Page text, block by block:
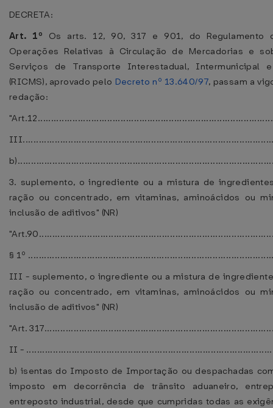
DECRETA:
Art. 1º Os arts. 12, 90, 317 e 901, do Regulamento
Operações Relativas à Circulação de Mercadorias e
Serviços de Transporte Interestadual, Intermunicipal
(RICMS), aprovado pelo Decreto nº 13.640/97, passam a
redação:
3. suplemento, o ingrediente ou a mistura de
ração ou concentrado, em vitaminas, aminoácidos ou
inclusão de aditivos" (NR)
§ 1º
III - suplemento, o ingrediente ou a mistura de
ração ou concentrado, em vitaminas, aminoácidos ou
inclusão de aditivos" (NR)
"Art.
II -
b) isentas do Imposto de Importação ou despachadas
imposto em decorrência de trânsito aduaneiro,
entreposto industrial, desde que cumpridas todas as